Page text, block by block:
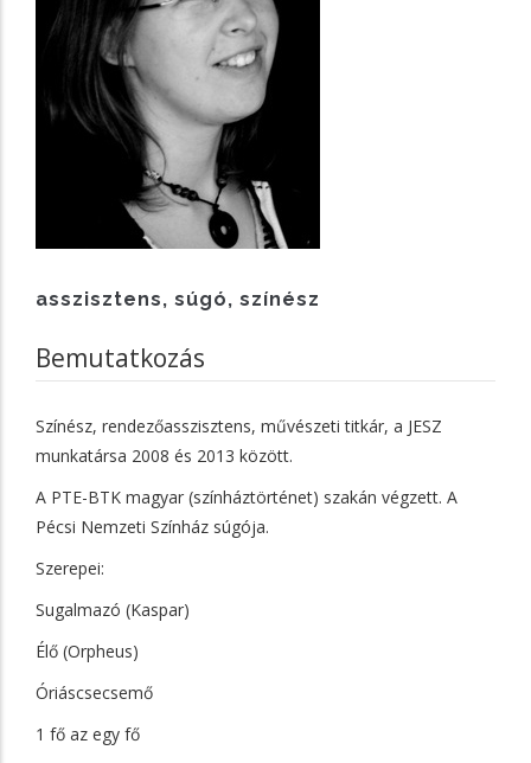
asszisztens, súgó, színész
Bemutatkozás
Színész, rendezőasszisztens, művészeti titkár, a JESZ
munkatársa 2008 és 2013 között.
A PTE-BTK magyar (színháztörténet) szakán végzett. A
Pécsi Nemzeti Színház súgója.
Szerepei:
Sugalmazó (Kaspar)
Élő (Orpheus)
Óriáscsecsemő
1 fő az egy fő